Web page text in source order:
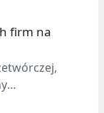
firm na
szukają